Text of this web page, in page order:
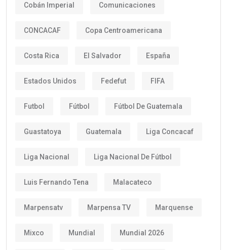
Cobán Imperial Comunicaciones
CONCACAF Copa Centroamericana
Costa Rica El Salvador España
Estados Unidos Fedefut FIFA
Futbol Fútbol Fútbol De Guatemala
Guastatoya Guatemala Liga Concacaf
Liga Nacional Liga Nacional De Fútbol
Luis Fernando Tena Malacateco
Marpensatv Marpensa TV Marquense
Mixco Mundial Mundial 2026